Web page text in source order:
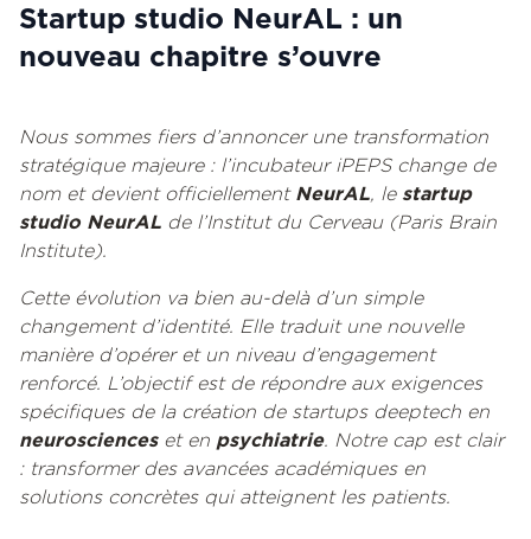
Startup studio NeurAL : un
nouveau chapitre s’ouvre
Nous sommes fiers d’annoncer une transformation
stratégique majeure : l’incubateur iPEPS change de
nom et devient officiellement NeurAL, le startup
studio NeurAL de l’Institut du Cerveau (Paris Brain
Institute).
Cette évolution va bien au-delà d’un simple
changement d’identité. Elle traduit une nouvelle
manière d’opérer et un niveau d’engagement
renforcé. L’objectif est de répondre aux exigences
spécifiques de la création de startups deeptech en
neuroscienceset en psychiatrie. Notre cap est clair
: transformer des avancées académiques en
solutions concrètes qui atteignent les patients.